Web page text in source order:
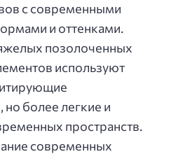
с современными
и оттенками.
позолоченных
используют
но более легкие и
пространств.
современных